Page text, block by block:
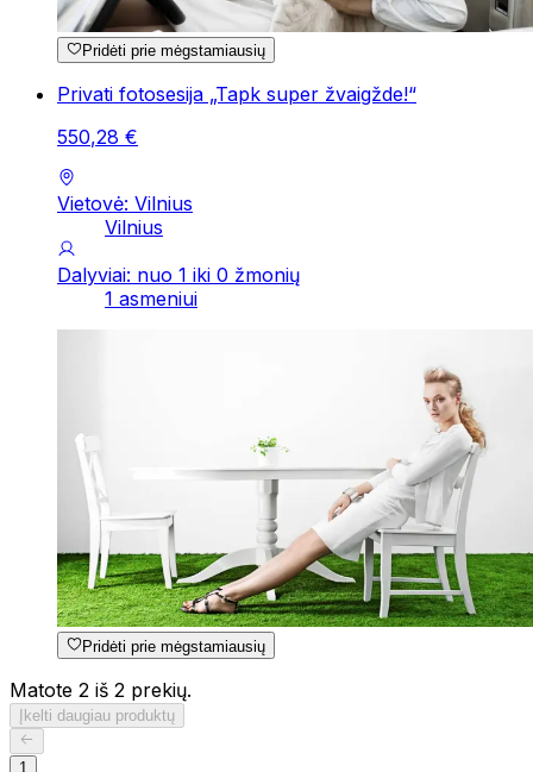
Pridėti prie mėgstamiausių
Privati fotosesija „Tapk super žvaigžde!“
550,28 €
Vietovė: Vilnius
Vilnius
Dalyviai: nuo 1 iki 0 žmonių
1 asmeniui
Pridėti prie mėgstamiausių
Matote 2 iš 2 prekių.
Įkelti daugiau produktų
1